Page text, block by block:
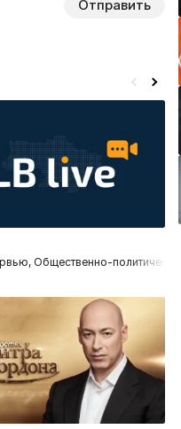
Отправить
Общественно-политическое